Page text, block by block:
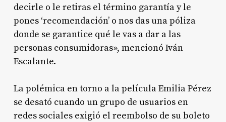
decirle o le retiras el término garantía y le
pones ‘recomendación’ o nos das una póliza
donde se garantice qué le vas a dar a las
personas consumidoras», mencionó Iván
Escalante.
La polémica en torno a la película Emilia Pérez
se desató cuando un grupo de usuarios en
redes sociales exigió el reembolso de su boleto